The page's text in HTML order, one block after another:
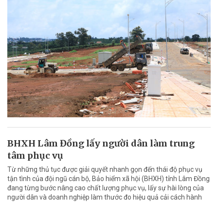
BHXH Lâm Đồng lấy người dân làm trung
tâm phục vụ
Từ những thủ tục được giải quyết nhanh gọn đến thái độ phục vụ
tận tình của đội ngũ cán bộ, Bảo hiểm xã hội (BHXH) tỉnh Lâm Đồng
đang từng bước nâng cao chất lượng phục vụ, lấy sự hài lòng của
người dân và doanh nghiệp làm thước đo hiệu quả cải cách hành